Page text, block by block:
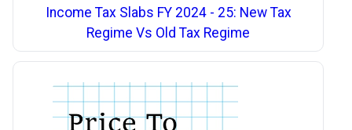
Income Tax Slabs FY 2024 - 25: New Tax
Regime Vs Old Tax Regime